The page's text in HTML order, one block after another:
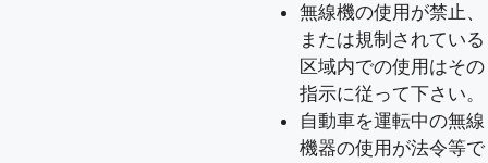
無線機の使用が禁止、
または規制されている
区域内での使用はその
指示に従って下さい。
自動車を運転中の無線
機器の使用が法令等で